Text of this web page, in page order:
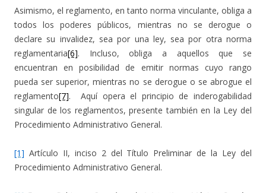
Asimismo, el reglamento, en tanto norma vinculante, obliga a
todos los poderes públicos, mientras no se derogue o
declare su invalidez, sea por una ley, sea por otra norma
reglamentaria[6]. Incluso, obliga a aquellos que se
encuentran en posibilidad de emitir normas cuyo rango
pueda ser superior, mientras no se derogue o se abrogue el
reglamento[7]. Aquí opera el principio de inderogabilidad
singular de los reglamentos, presente también en la Ley del
Procedimiento Administrativo General.
[1] Artículo II, inciso 2 del Título Preliminar de la Ley del
Procedimiento Administrativo General.